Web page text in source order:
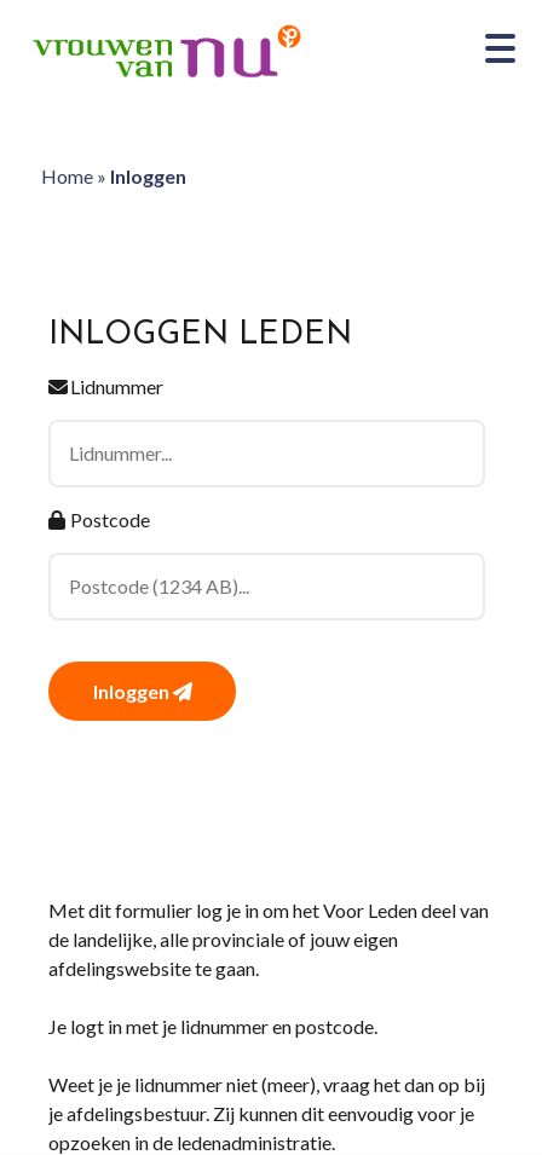
Home» Inloggen
INLOGGEN LEDEN
Lidnummer
Postcode
Inloggen
Met dit formulier log je in om het Voor Leden deel van
de landelijke, alle provinciale of jouw eigen
afdelingswebsite te gaan.
Je logt in met je lidnummer en postcode.
Weet je je lidnummer niet (meer), vraag het dan op bij
je afdelingsbestuur. Zij kunnen dit eenvoudig voor je
opzoeken in de ledenadministratie.